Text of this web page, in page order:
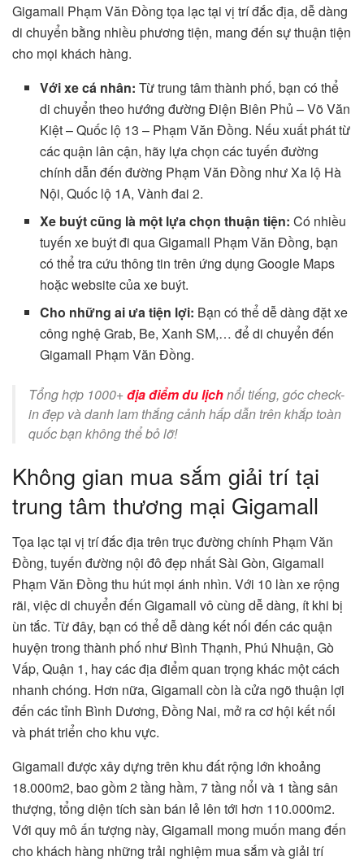
Gigamall Phạm Văn Đồng tọa lạc tại vị trí đắc địa, dễ dàng
di chuyển bằng nhiều phương tiện, mang đến sự thuận tiện
cho mọi khách hàng.
Với xe cá nhân:Từ trung tâm thành phố, bạn có thể
di chuyển theo hướng đường Điện Biên Phủ – Võ Văn
Kiệt – Quốc lộ 13 – Phạm Văn Đồng. Nếu xuất phát từ
các quận lân cận, hãy lựa chọn các tuyến đường
chính dẫn đến đường Phạm Văn Đồng như Xa lộ Hà
Nội, Quốc lộ 1A, Vành đai 2.
Xe buýt cũng là một lựa chọn thuận tiện: Có nhiều
tuyến xe buýt đi qua Gigamall Phạm Văn Đồng, bạn
có thể tra cứu thông tin trên ứng dụng Google Maps
hoặc website của xe buýt.
Cho những ai ưa tiện lợi: Bạn có thể dễ dàng đặt xe
công nghệ Grab, Be, Xanh SM,… để di chuyển đến
Gigamall Phạm Văn Đồng.
Tổng hợp 1000+địa điểm du lịchnổi tiếng, góc check-
in đẹp và danh lam thắng cảnh hấp dẫn trên khắp toàn
quốc bạn không thể bỏ lỡ!
Không gian mua sắm giải trí tại
trung tâm thương mại Gigamall
Tọa lạc tại vị trí đắc địa trên trục đường chính Phạm Văn
Đồng, tuyến đường nội đô đẹp nhất Sài Gòn, Gigamall
Phạm Văn Đồng thu hút mọi ánh nhìn. Với 10 làn xe rộng
rãi, việc di chuyển đến Gigamall vô cùng dễ dàng, ít khi bị
ùn tắc. Từ đây, bạn có thể dễ dàng kết nối đến các quận
huyện trong thành phố như Bình Thạnh, Phú Nhuận, Gò
Vấp, Quận 1, hay các địa điểm quan trọng khác một cách
nhanh chóng. Hơn nữa, Gigamall còn là cửa ngõ thuận lợi
đến các tỉnh Bình Dương, Đồng Nai, mở ra cơ hội kết nối
và phát triển cho khu vực.
Gigamall được xây dựng trên khu đất rộng lớn khoảng
18.000m2, bao gồm 2 tầng hầm, 7 tầng nổi và 1 tầng sân
thượng, tổng diện tích sàn bán lẻ lên tới hơn 110.000m2.
Với quy mô ấn tượng này, Gigamall mong muốn mang đến
cho khách hàng những trải nghiệm mua sắm và giải trí